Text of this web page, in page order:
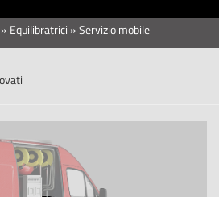
» Equilibratrici »Servizio mobile